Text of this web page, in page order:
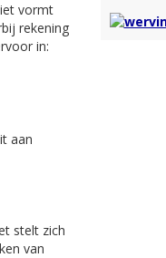
vormt
rekening
in:
aan
stelt zich
van